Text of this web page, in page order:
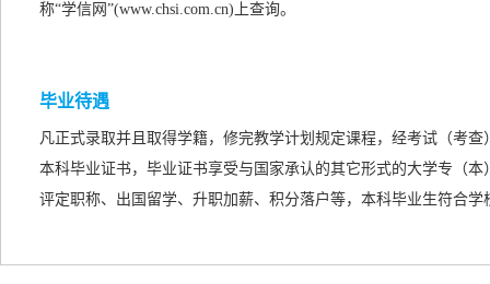
称“学信网”(www.chsi.com.cn)上查询。
毕业待遇
凡正式录取并且取得学籍，修完教学计划规定课程，经考试（考
本科毕业证书，毕业证书享受与国家承认的其它形式的大学专（本
评定职称、出国留学、升职加薪、积分落户等，本科毕业生符合